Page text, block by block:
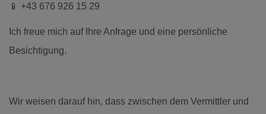
📱 +43 676 926 15 29
Ich freue mich auf Ihre Anfrage und eine persönliche
Besichtigung.
Wir weisen darauf hin, dass zwischen dem Vermittler und